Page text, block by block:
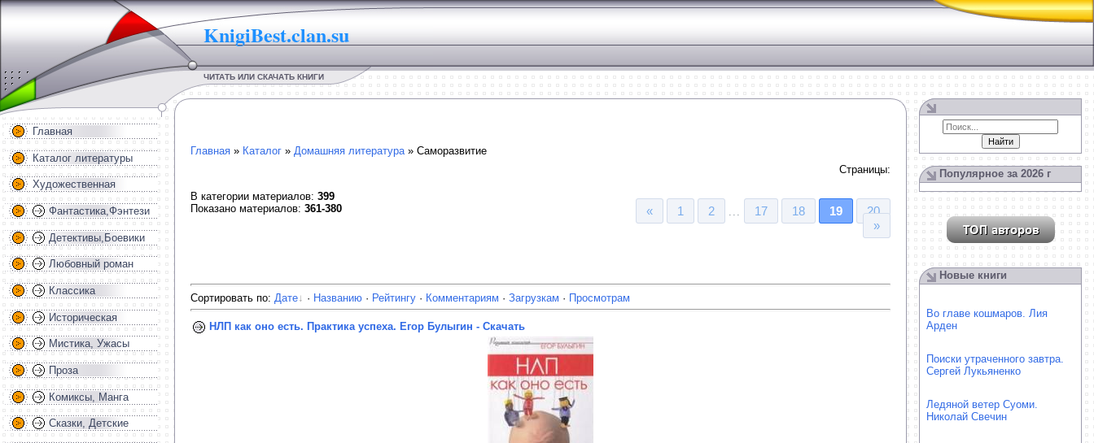
KnigiBest.clan.su
ЧИТАТЬ ИЛИ СКАЧАТЬ КНИГИ
Главная
Каталог литературы
Художественная
Фантастика,Фэнтези
Детективы,Боевики
Любовный роман
Классика
Историческая
Мистика, Ужасы
Проза
Комиксы, Манга
Сказки, Детские
Главная » Каталог » Домашняя литература» Саморазвитие
В категории материалов: 399
Показано материалов: 361-380
Страницы:
« 1 2 ... 17 18 19
20
»
Сортировать по: Дате · Названию · Рейтингу · Комментариям · Загрузкам · Просмотрам
НЛП как оно есть. Практика успеха. Егор Булыгин - Скачать
Популярное за 2026 г
Новые книги
Во главе кошмаров. Лия
Арден
Поиски утраченного завтра.
Сергей Лукьяненко
Ледяной ветер Суоми.
Николай Свечин